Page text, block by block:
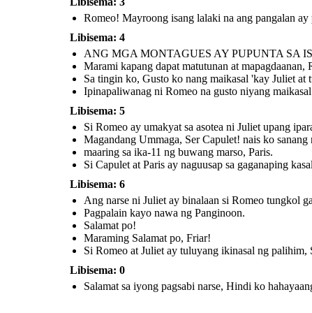
Romeo! Mayroong isang lalaki na ang pangalan
Libisema: 4
ANG MGA MONTAGUES AY PUPUNTA SA
Marami kapang dapat matutunan at mapagdaanan,
Sa tingin ko, Gusto ko nang maikasal 'kay Juliet
Ipinapaliwanag ni Romeo na gusto niyang
Libisema: 5
Si Romeo ay umakyat sa asotea ni Juliet upang
Magandang Ummaga, Ser Capulet! nais ko
maaring sa ika-11 ng buwang marso, Paris.
Si Capulet at Paris ay naguusap sa gaganaping
Libisema: 6
Ang narse ni Juliet ay binalaan si Romeo tungkol
Pagpalain kayo nawa ng Panginoon.
Salamat po!
Maraming Salamat po, Friar!
Si Romeo at Juliet ay tuluyang ikinasal ng
Libisema: 0
Salamat sa iyong pagsabi narse, Hindi ko